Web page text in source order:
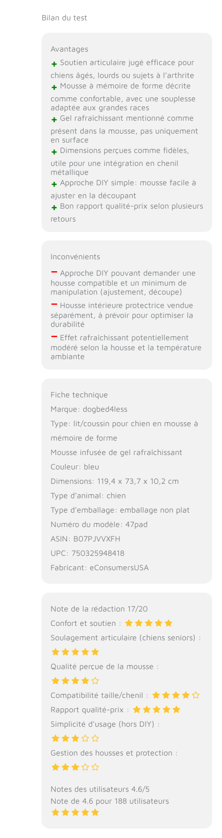
Bilan du test
Avantages
+ Soutien articulaire jugé efficace pour
chiens âgés, lourds ou sujets à l’arthrite
+ Mousse à mémoire de forme décrite
comme confortable, avec une souplesse
adaptée aux grandes races
+ Gel rafraîchissant mentionné comme
présent dans la mousse, pas uniquement
en surface
+ Dimensions perçues comme fidèles,
utile pour une intégration en chenil
métallique
+ Approche DIY simple: mousse facile à
ajuster en la découpant
+ Bon rapport qualité-prix selon plusieurs
retours
Inconvénients
–Approche DIY pouvant demander une
housse compatible et un minimum de
manipulation (ajustement, découpe)
–Housse intérieure protectrice vendue
séparément, à prévoir pour optimiser la
durabilité
–Effet rafraîchissant potentiellement
modéré selon la housse et la température
ambiante
Fiche technique
Marque: dogbed4less
Type: lit/coussin pour chien en mousse à
mémoire de forme
Mousse infusée de gel rafraîchissant
Couleur: bleu
Dimensions: 119,4 x 73,7 x 10,2 cm
Type d’animal: chien
Type d’emballage: emballage non plat
Numéro du modèle: 47pad
ASIN: B07PJVVXFH
UPC: 750325948418
Fabricant: eConsumersUSA
Note de la rédaction 17/20
Confort et soutien :
Soulagement articulaire (chiens seniors) :
Qualité perçue de la mousse :
Compatibilité taille/chenil :
Rapport qualité-prix :
Simplicité d’usage (hors DIY) :
Gestion des housses et protection :
Notes des utilisateurs 4.6/5
Note de 4.6 pour 188 utilisateurs